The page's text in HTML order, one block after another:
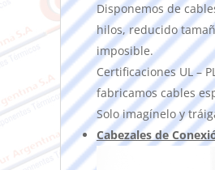
Disponemos de
hilos, reducido
imposible.
Certificaciones UL –
fabricamos cables
Solo imagínelo y
Cabezales de